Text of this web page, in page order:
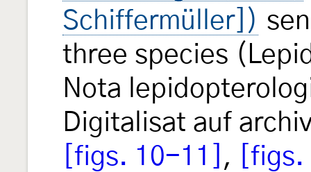
Schiffermüller])
three species
Nota
Digitalisat auf
[figs. 10-11]
,